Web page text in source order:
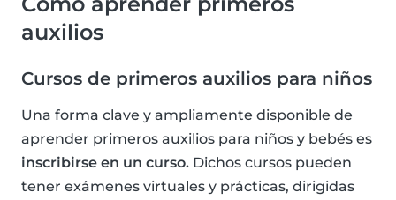
auxilios
Cursos de primeros auxilios para niños
Una forma clave y ampliamente disponible de
aprender primeros auxilios para niños y bebés es
inscribirse en un curso. Dichos cursos pueden
tener exámenes virtuales y prácticas, dirigidas